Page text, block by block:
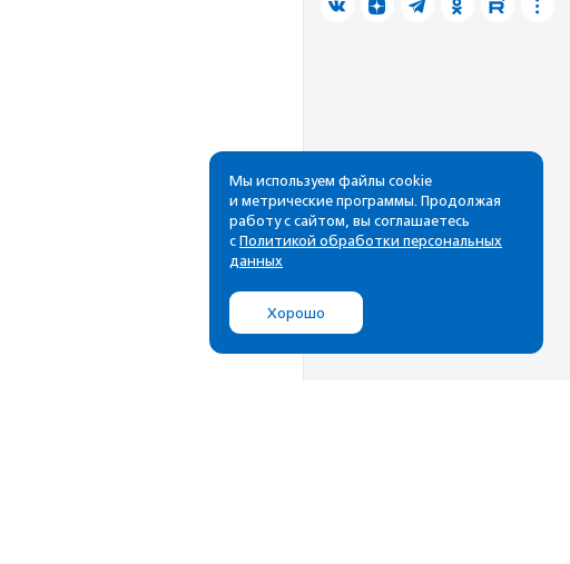
Мы используем файлы cookie
и метрические программы. Продолжая
работу с сайтом, вы соглашаетесь
с Политикой обработки персональных
данных
Хорошо